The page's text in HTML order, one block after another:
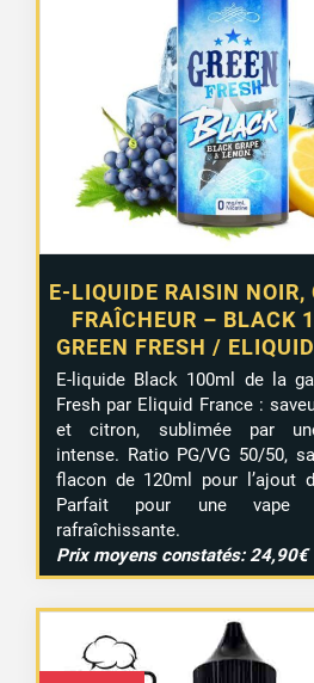
E-LIQUIDE RAISIN NOIR,
FRAÎCHEUR – BLACK
GREEN FRESH /
E-liquide Black 100ml de la
Fresh par Eliquid France :
et citron, sublimée par
intense. Ratio PG/VG 50/50,
flacon de 120ml pour l’ajout
Parfait pour une vape
rafraîchissante.
Prix moyens constatés: 24,90€